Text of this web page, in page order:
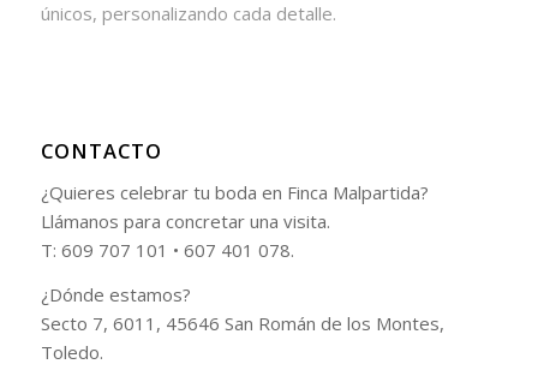
únicos, personalizando cada detalle.
CONTACTO
¿Quieres celebrar tu boda en Finca Malpartida?
Llámanos para concretar una visita.
T: 609 707 101 • 607 401 078.
¿Dónde estamos?
Secto 7, 6011, 45646 San Román de los Montes,
Toledo.